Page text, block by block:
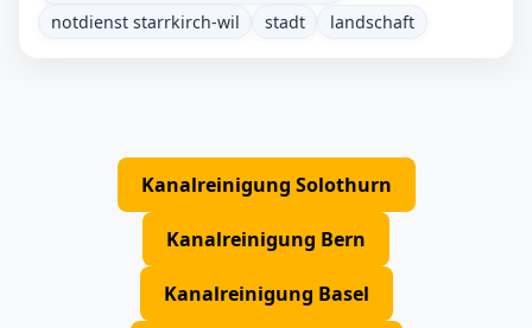
notdienst starrkirch-wil
stadt landschaft
Kanalreinigung Solothurn
Kanalreinigung Bern
Kanalreinigung Basel